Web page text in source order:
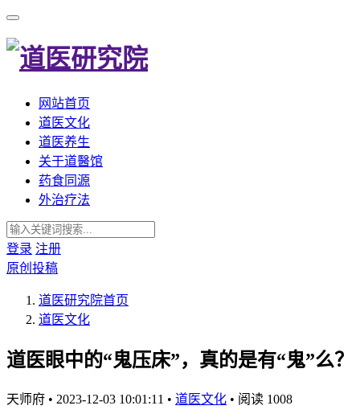
网站首页
道医文化
道医养生
关于道醫馆
药食同源
外治疗法
登录 注册
原创投稿
道医研究院首页
道医文化
道医眼中的“鬼压床”，真的是有“鬼”么？
天师府 • 2023-12-03 10:01:11 • 道医文化 • 阅读 1008